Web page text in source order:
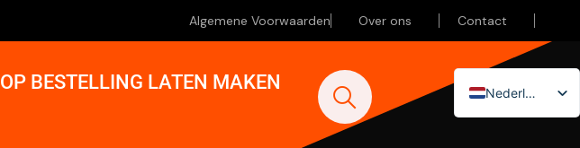
Algemene Voorwaarden Over ons Contact
OP BESTELLING LATEN MAKEN
Nederlands
English (UK)